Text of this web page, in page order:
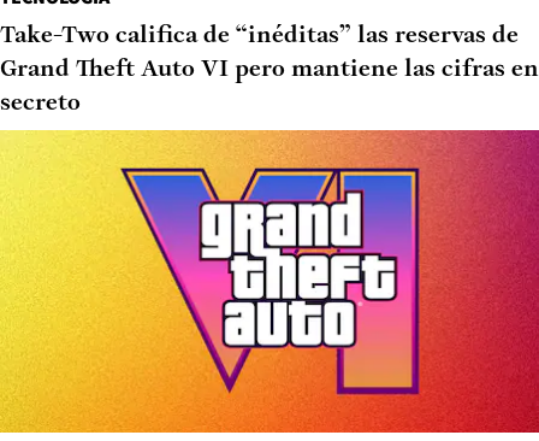
Take-Two califica de “inéditas” las reservas de
Grand Theft Auto VI pero mantiene las cifras en
secreto